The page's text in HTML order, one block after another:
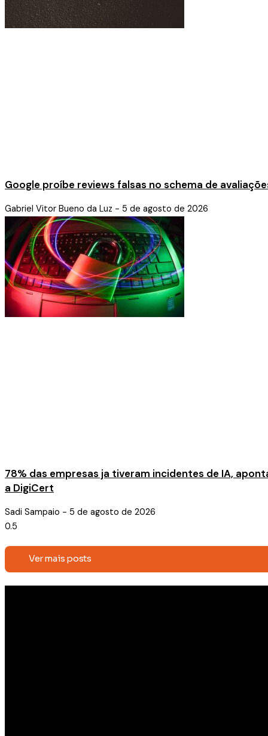
Google proíbe reviews falsas no schema de
Gabriel Vitor Bueno da Luz 5 de agosto de 2026
78% das empresas ja tiveram incidentes de IA,
a DigiCert
Sadi Sampaio 5 de agosto de 2026
Ver mais posts